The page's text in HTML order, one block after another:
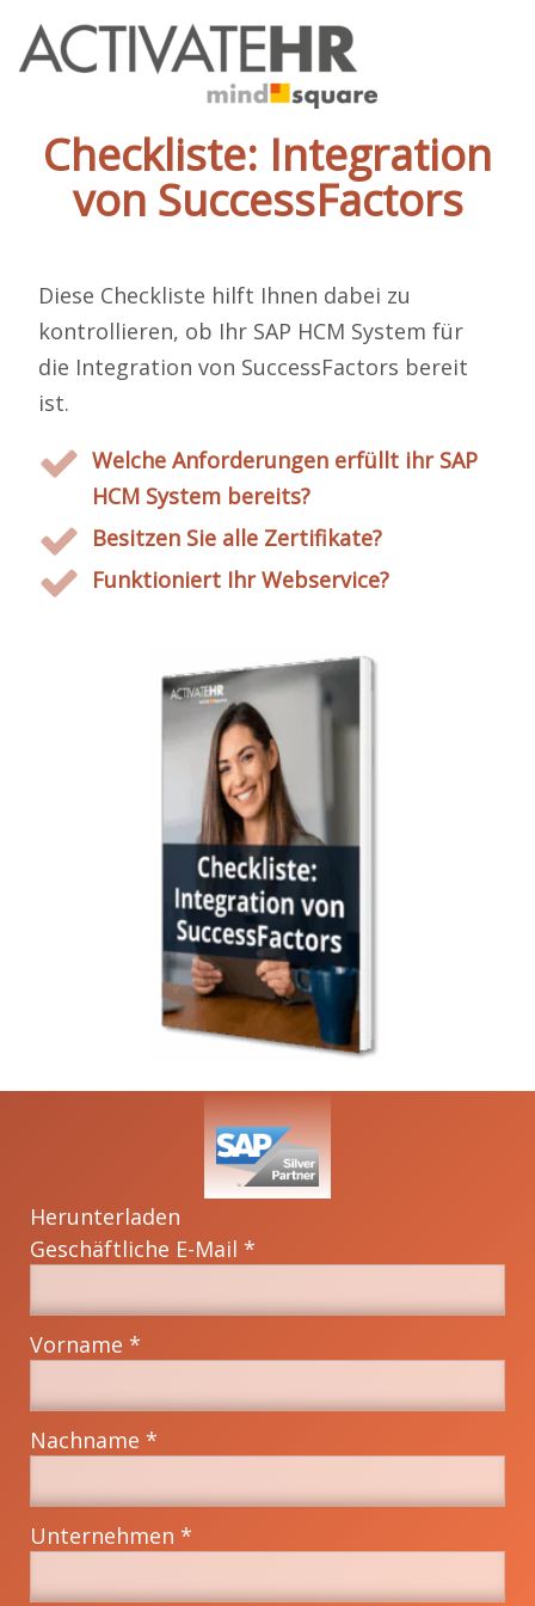
Checkliste: Integration
von SuccessFactors
Diese Checkliste hilft Ihnen dabei zu
kontrollieren, ob Ihr SAP HCM System für
die Integration von SuccessFactors bereit
ist.
Welche Anforderungen erfüllt ihr SAP
HCM System bereits?
Besitzen Sie alle Zertifikate?
Funktioniert Ihr Webservice?
Herunterladen